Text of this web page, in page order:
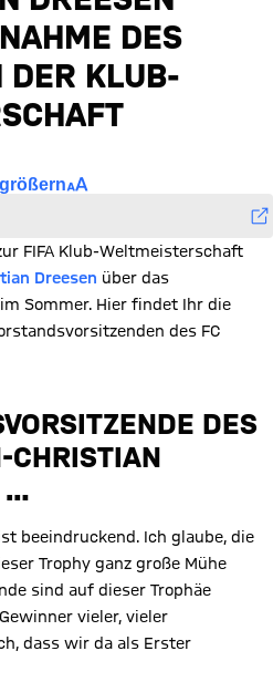
DES
DER KLUB-
FIFA Klub-Weltmeisterschaft
Dreesen über das
Sommer. Hier findet Ihr die
des FC
DES
CHRISTIAN
…
beeindruckend. Ich glaube, die
Trophy ganz große Mühe
sind auf dieser Trophäe
vieler, vieler
dass wir da als Erster